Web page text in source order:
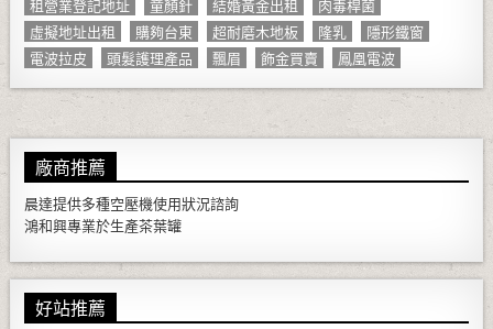
租營業登記地址
童顏針 結婚黃金出租
肉毒桿菌
虛擬地址出租
購夠台東 超耐磨木地板 隆乳
隱形鐵窗
電波拉皮
頭髮護理產品 飄眉 飾金買賣 鳳凰電波
廠商推薦
晨達提供多種空壓機使用狀況諮詢
鴻和興專業於生產茶葉罐
好站推薦